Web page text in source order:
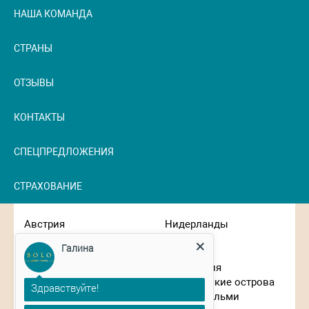
НАША КОМАНДА
СТРАНЫ
ОТЗЫВЫ
КОНТАКТЫ
СПЕЦПРЕДЛОЖЕНИЯ
СТРАХОВАНИЕ
Австрия
Великобритания
Вьетнам
Германия
Гонконг
Нидерланды
Португалия
Сейшельские острова
Сен-Бартельми
Галина
Здравствуйте!